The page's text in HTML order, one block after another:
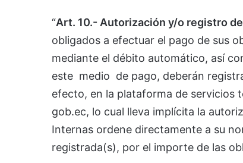
“Art. 10.- Autorización y/o registro
obligados a efectuar el pago de sus
mediante el débito automático, así
este medio de pago, deberán
efecto, en la plataforma de servicios
gob.ec, lo cual lleva implícita la
Internas ordene directamente a su
registrada(s), por el importe de las